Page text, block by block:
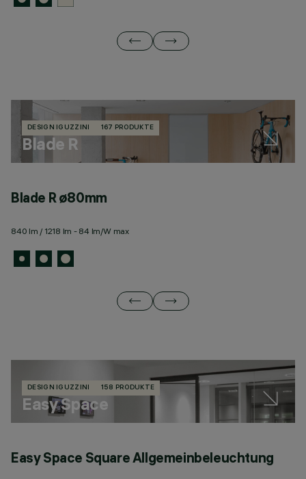
DESIGN IGUZZINI 167 PRODUKTE
Blade R
Blade R ø80mm
840 lm / 1218 lm - 84 lm/W max
DESIGN IGUZZINI 158 PRODUKTE
Easy Space
Easy Space Square Allgemeinbeleuchtung